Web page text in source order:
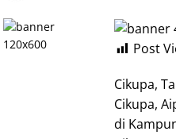
Post
Cikupa,
Cikupa,
di